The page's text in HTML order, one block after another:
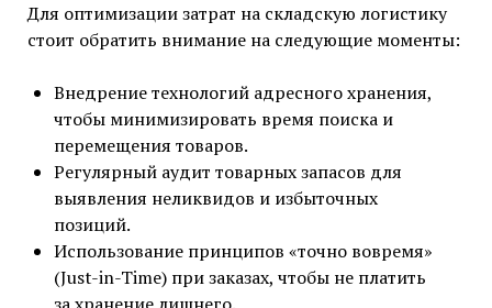
Для оптимизации затрат на складскую логистику
стоит обратить внимание на следующие моменты:
Внедрение технологий адресного хранения,
чтобы минимизировать время поиска и
перемещения товаров.
Регулярный аудит товарных запасов для
выявления неликвидов и избыточных
позиций.
Использование принципов «точно вовремя»
(Just-in-Time) при заказах, чтобы не платить